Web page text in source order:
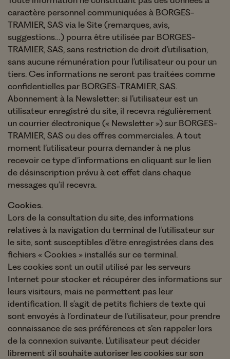
caractère personnel communiquées à BORGES-
TRAMIER, SAS via le Site (remarques, avis,
suggestions…) pourra être utilisée par BORGES-
TRAMIER, SAS, sans restriction de droit d’utilisation,
sans aucune rémunération pour l’utilisateur ou pour un
tiers. Ces informations ne seront pas traitées comme
confidentielles par BORGES-TRAMIER, SAS.
Abonnement à la Newsletter: si l’utilisateur est un
utilisateur enregistré du site, il recevra régulièrement
un courrier électronique (« Newsletter ») sur BORGES-
TRAMIER, SAS ou des offres commerciales. A tout
moment l’utilisateur pourra demander à ne plus
recevoir ce type d’informations en cliquant sur le lien
de désinscription prévu à cet effet dans chaque
messages qu’il recevra.
Cookies.
Lors de la consultation du site, des informations
relatives à la navigation du terminal de l’utilisateur sur
le site, sont susceptibles d’être enregistrées dans des
fichiers « Cookies » installés sur ce terminal.
Les cookies sont un outil utilisé par les serveurs
Internet pour stocker et récupérer des informations sur
leurs visiteurs, mais ne permettent pas leur
identification. Il s’agit de petits fichiers de texte qui
sont envoyés à l’ordinateur de l’utilisateur, pour prendre
connaissance de ses préférences et s’en rappeler lors
de la connexion suivante. L’utilisateur peut décider
librement s’il souhaite autoriser les cookies sur son